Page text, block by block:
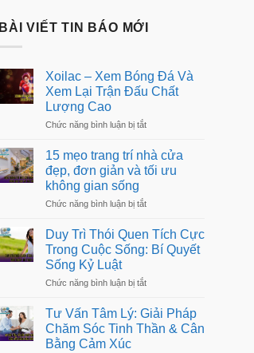
BÀI VIẾT TIN BÁO MỚI
Xoilac – Xem Bóng Đá Và
Xem Lại Trận Đấu Chất
Lượng Cao
Chức năng bình luận bị tắtở
Xem
Bóng
Xem
Trận
Đấu
Chất
Cao
15 mẹo trang trí nhà cửa
đẹp, đơn giản và tối ưu
không gian sống
Chức năng bình luận bị tắtở
mẹo
trang
trí
đẹp,
giản
và
tối
Duy Trì Thói Quen Tích Cực
Trong Cuộc Sống: Bí Quyết
Sống Kỷ Luật
Chức năng bình luận bị tắtở
Trì
Thói
Quen
Tư Vấn Tâm Lý: Giải Pháp
Chăm Sóc Tinh Thần & Cân
Bằng Cảm Xúc